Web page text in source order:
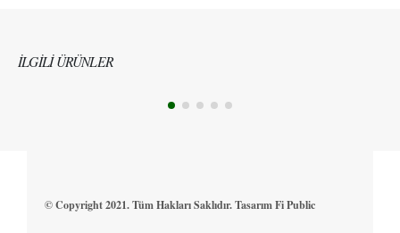
ILGILI ÜRÜNLER
Gallery
© Copyright 2021. Tüm Hakları Saklıdır. Tasarım Fi Public